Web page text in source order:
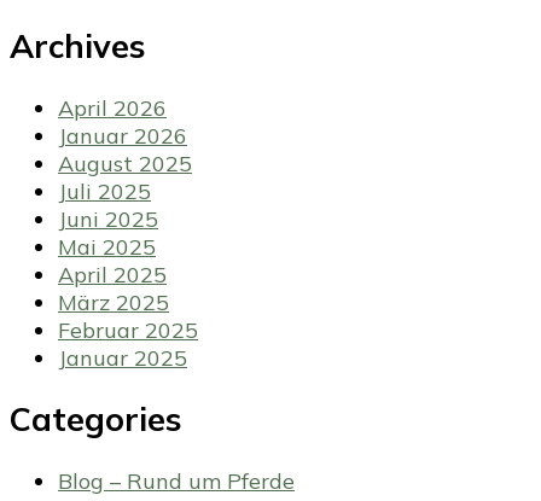
Archives
April 2026
Januar 2026
August 2025
Juli 2025
Juni 2025
Mai 2025
April 2025
März 2025
Februar 2025
Januar 2025
Categories
Blog – Rund um Pferde